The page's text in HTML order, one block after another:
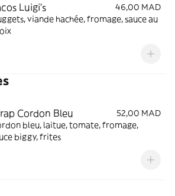
Luigi's
46,00 MAD
viande hachée, fromage, sauce au
Cordon Bleu
52,00 MAD
bleu, laitue, tomate, fromage,
biggy, frites